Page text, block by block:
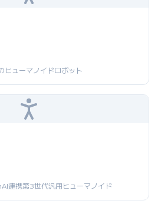
ヒューマノイドロボット
連携第3世代汎用ヒューマノイド